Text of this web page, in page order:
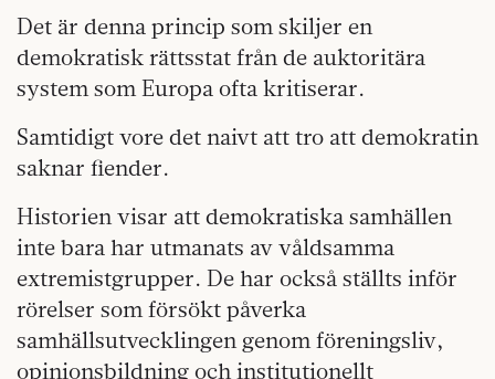
Det är denna princip som skiljer en
demokratisk rättsstat från de auktoritära
system som Europa ofta kritiserar.
Samtidigt vore det naivt att tro att demokratin
saknar fiender.
Historien visar att demokratiska samhällen
inte bara har utmanats av våldsamma
extremistgrupper. De har också ställts inför
rörelser som försökt påverka
samhällsutvecklingen genom föreningsliv,
opinionsbildning och institutionellt